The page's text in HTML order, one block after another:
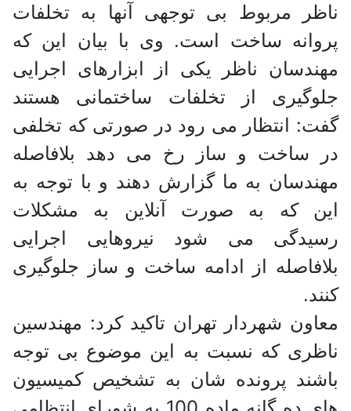
ناظر مربوط بی توجهی آنها به تخلفات
پروانه ساخت است. وی با بیان این که
مهندسان ناظر یکی از ابزارهای اجرایی
جلوگیری از تخلفات ساختمانی هستند
گفت: انتظار می رود در صورتی که تخلفی
در ساخت و ساز رخ می دهد بلافاصله
مهندسان به ما گزارش دهند و با توجه به
این که به صورت آنلاین به مشکلات
رسیدگی می شود نیروهایی اجرایی
بلافاصله از ادامه ساخت و ساز جلوگیری
کنند.
معاون شهردار تهران تاکید کرد: مهندسین
ناظری که نسبت به این موضوع بی توجه
باشند پرونده شان به تشخیص کمیسیون